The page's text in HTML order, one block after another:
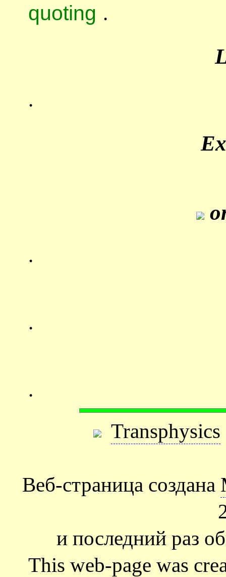
quoting .
.
.
.
.
Transphysics
Веб-страница создана
и последний раз
This web-page was